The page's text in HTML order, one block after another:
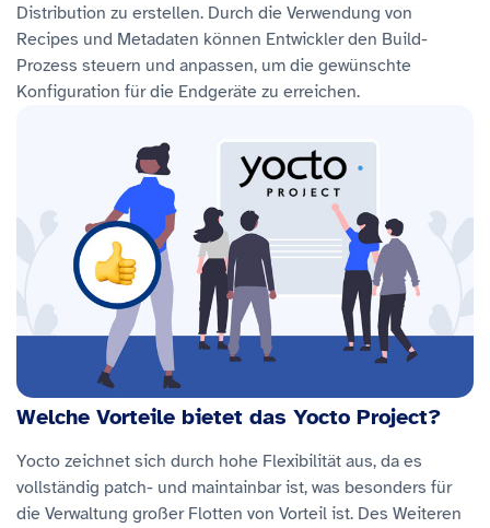
Distribution zu erstellen. Durch die Verwendung von
Recipes und Metadaten können Entwickler den Build-
Prozess steuern und anpassen, um die gewünschte
Konfiguration für die Endgeräte zu erreichen.
Welche Vorteile bietet das Yocto Project?
Yocto zeichnet sich durch hohe Flexibilität aus, da es
vollständig patch- und maintainbar ist, was besonders für
die Verwaltung großer Flotten von Vorteil ist. Des Weiteren